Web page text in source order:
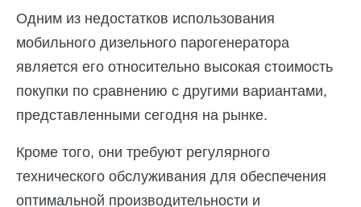
Одним из недостатков использования
мобильного дизельного парогенератора
является его относительно высокая стоимость
покупки по сравнению с другими вариантами,
представленными сегодня на рынке.
Кроме того, они требуют регулярного
технического обслуживания для обеспечения
оптимальной производительности и